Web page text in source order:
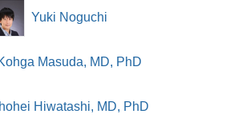
Yuki Noguchi
Masuda, MD, PhD
Hiwatashi, MD, PhD